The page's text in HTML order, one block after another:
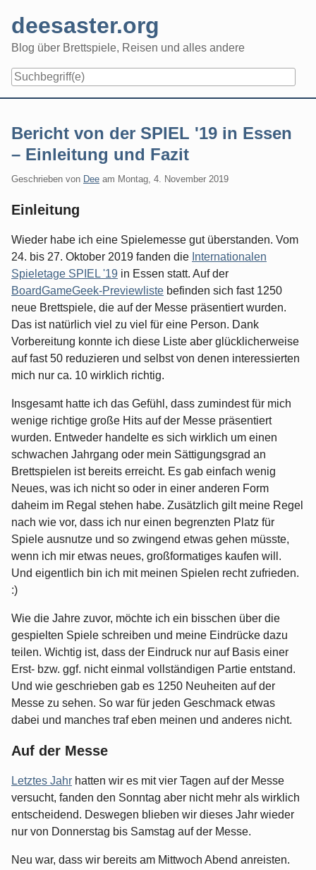
content
deesaster.org
Blog über Brettspiele, Reisen und alles andere
Bericht von der SPIEL '19 in Essen
– Einleitung und Fazit
Geschrieben von Dee am Montag, 4. November 2019
Einleitung
Wieder habe ich eine Spielemesse gut überstanden. Vom
24. bis 27. Oktober 2019 fanden die Internationalen
Spieletage SPIEL '19 in Essen statt. Auf der
BoardGameGeek-Previewliste befinden sich fast 1250
neue Brettspiele, die auf der Messe präsentiert wurden.
Das ist natürlich viel zu viel für eine Person. Dank
Vorbereitung konnte ich diese Liste aber glücklicherweise
auf fast 50 reduzieren und selbst von denen interessierten
mich nur ca. 10 wirklich richtig.
Insgesamt hatte ich das Gefühl, dass zumindest für mich
wenige richtige große Hits auf der Messe präsentiert
wurden. Entweder handelte es sich wirklich um einen
schwachen Jahrgang oder mein Sättigungsgrad an
Brettspielen ist bereits erreicht. Es gab einfach wenig
Neues, was ich nicht so oder in einer anderen Form
daheim im Regal stehen habe. Zusätzlich gilt meine Regel
nach wie vor, dass ich nur einen begrenzten Platz für
Spiele ausnutze und so zwingend etwas gehen müsste,
wenn ich mir etwas neues, großformatiges kaufen will.
Und eigentlich bin ich mit meinen Spielen recht zufrieden.
:)
Wie die Jahre zuvor, möchte ich ein bisschen über die
gespielten Spiele schreiben und meine Eindrücke dazu
teilen. Wichtig ist, dass der Eindruck nur auf Basis einer
Erst- bzw. ggf. nicht einmal vollständigen Partie entstand.
Und wie geschrieben gab es 1250 Neuheiten auf der
Messe zu sehen. So war für jeden Geschmack etwas
dabei und manches traf eben meinen und anderes nicht.
Auf der Messe
Letztes Jahr hatten wir es mit vier Tagen auf der Messe
versucht, fanden den Sonntag aber nicht mehr als wirklich
entscheidend. Deswegen blieben wir dieses Jahr wieder
nur von Donnerstag bis Samstag auf der Messe.
Neu war, dass wir bereits am Mittwoch Abend anreisten.